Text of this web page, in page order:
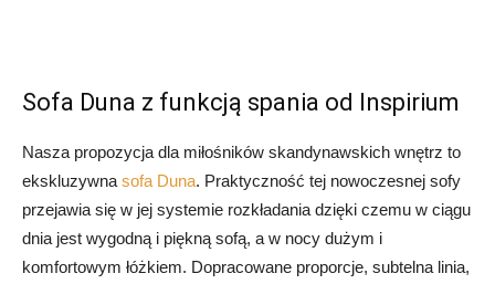
Sofa Duna z funkcją spania od Inspirium
Nasza propozycja dla miłośników skandynawskich wnętrz to
ekskluzywna sofa Duna. Praktyczność tej nowoczesnej sofy
przejawia się w jej systemie rozkładania dzięki czemu w ciągu
dnia jest wygodną i piękną sofą, a w nocy dużym i
komfortowym łóżkiem. Dopracowane proporcje, subtelna linia,